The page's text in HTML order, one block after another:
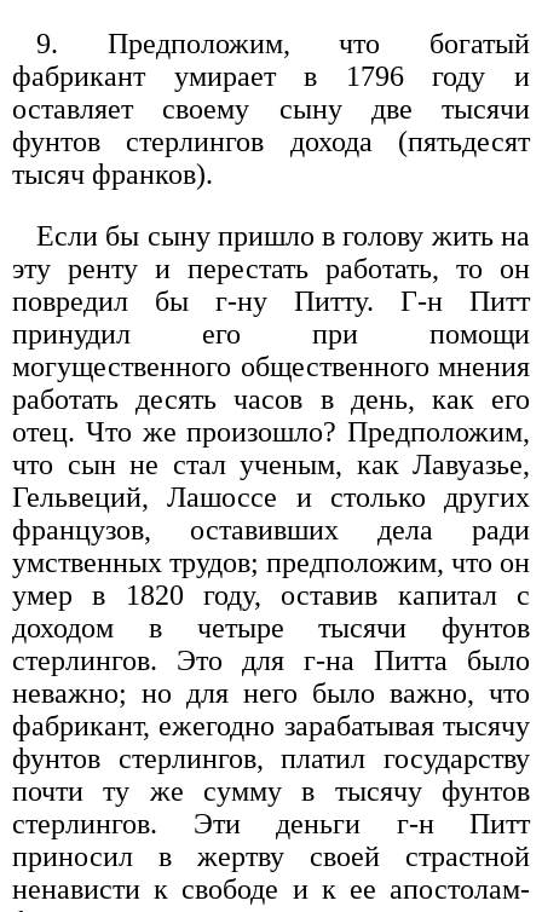
9. Предположим, что богатый
фабрикант умирает в 1796 году и
оставляет своему сыну две тысячи
фунтов стерлингов дохода (пятьдесят
тысяч франков).
Если бы сыну пришло в голову жить на
эту ренту и перестать работать, то он
повредил бы г-ну Питту. Г-н Питт
принудил его при помощи
могущественного общественного мнения
работать десять часов в день, как его
отец. Что же произошло? Предположим,
что сын не стал ученым, как Лавуазье,
Гельвеций, Лашоссе и столько других
французов, оставивших дела ради
умственных трудов; предположим, что он
умер в 1820 году, оставив капитал с
доходом в четыре тысячи фунтов
стерлингов. Это для г-на Питта было
неважно; но для него было важно, что
фабрикант, ежегодно зарабатывая тысячу
фунтов стерлингов, платил государству
почти ту же сумму в тысячу фунтов
стерлингов. Эти деньги г-н Питт
приносил в жертву своей страстной
ненависти к свободе и к ее апостолам-